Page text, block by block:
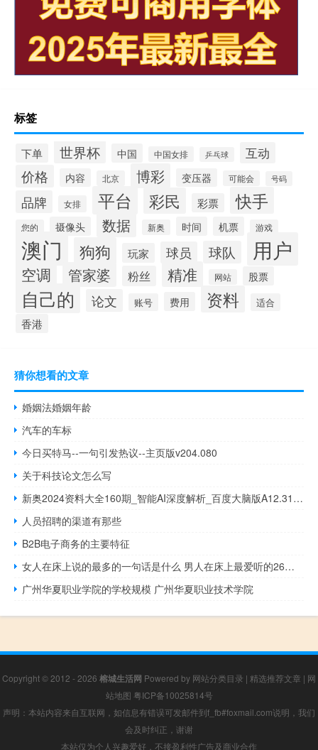
标签
下单 世界杯 中国 中国女排 乒乓球 互动
价格 内容 北京 博彩 变压器 可能会 号码
品牌 女排 平台 彩民 彩票 快手
您的 摄像头 数据 新奥 时间 机票 游戏
澳门 狗狗 玩家 球员 球队 用户
空调 管家婆 粉丝 精准 网站 股票
自己的 论文 账号 费用 资料 适合
香港
猜你想看的文章
婚姻法婚姻年龄
汽车的车标
今日买特马--一句引发热议--主页版v204.080
关于科技论文怎么写
新奥2024资料大全160期_智能AI深度解析_百度大脑版A12.31.882
人员招聘的渠道有那些
B2B电子商务的主要特征
女人在床上说的最多的一句话是什么 男人在床上最爱听的26句话
广州华夏职业学院的学校规模 广州华夏职业技术学院
Copyright © 2012 - 2026 榕城生活网 Powered by 网站分类目录 | 精选推荐文章 | 网
站地图 粤ICP备10025814号
声明：本站内容来自互联网，如信息有错误可发邮件到f_fb#foxmail.com说明，我们
会及时纠正，谢谢
本站仅为个人兴趣爱好，不接盈利性广告及商业合作